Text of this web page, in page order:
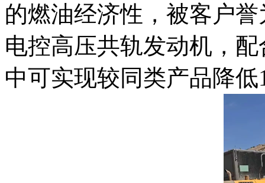
的燃油经济性，被客户
电控高压共轨发动机，
中可实现较同类产品降